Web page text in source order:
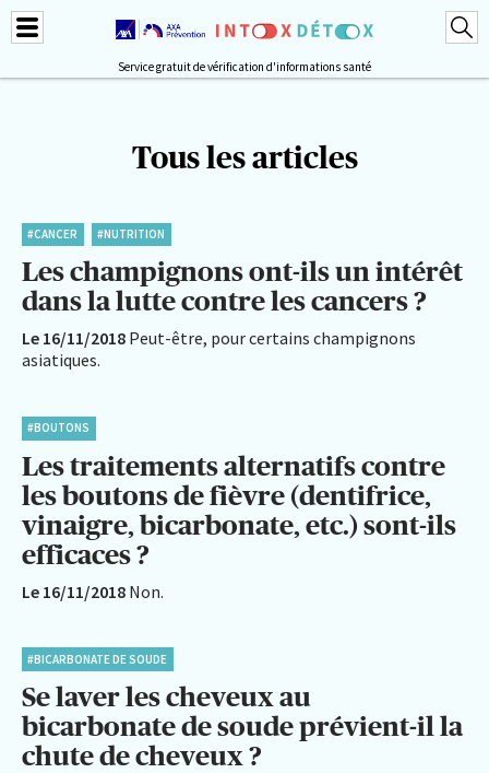
Service gratuit de vérification d'informations santé
Tous les articles
#CANCER #NUTRITION
Les champignons ont-ils un intérêt
dans la lutte contre les cancers ?
Le 16/11/2018 Peut-être, pour certains champignons
asiatiques.
#BOUTONS
Les traitements alternatifs contre
les boutons de fièvre (dentifrice,
vinaigre, bicarbonate, etc.) sont-ils
efficaces ?
Le 16/11/2018 Non.
#BICARBONATE DE SOUDE
Se laver les cheveux au
bicarbonate de soude prévient-il la
chute de cheveux ?